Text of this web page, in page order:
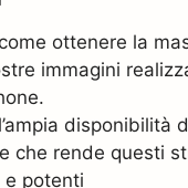
ottenere la
immagini
disponibilità
che rende questi
e potenti